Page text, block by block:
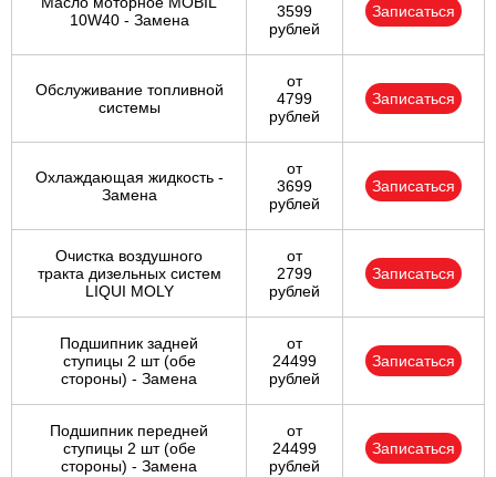
10W40 - Замена
3599
рублей
Записаться
Обслуживание топливной
системы
от
4799
рублей
Записаться
Охлаждающая жидкость -
Замена
от
3699
рублей
Записаться
Очистка воздушного
тракта дизельных систем
LIQUI MOLY
от
2799
рублей
Записаться
Подшипник задней
ступицы 2 шт (обе
стороны) - Замена
от
24499
рублей
Записаться
Подшипник передней
ступицы 2 шт (обе
стороны) - Замена
от
24499
рублей
Записаться